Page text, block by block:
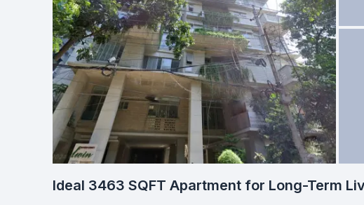
Ideal 3463 SQFT Apartment for Long-Term